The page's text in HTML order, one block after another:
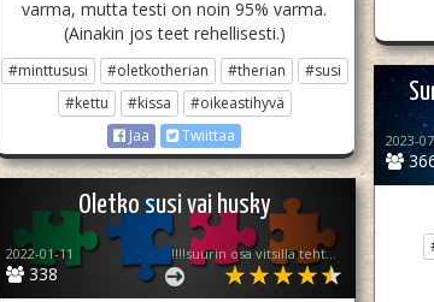
varma, mutta testi on noin 95% varma.
(Ainakin jos teet rehellisesti.)
#minttususi #oletkotherian #therian
#susi
#kettu
#kissa
#oikeastihyvä
Jaa
Twiittaa 2023-
Oletko susi vai husky
338
2022-01-11 !!!!suurin osa vitsillä tehty!!!!!!!